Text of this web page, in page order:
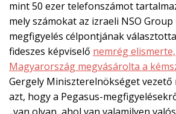
mint 50 ezer telefonszámot
mely számokat az izraeli NSO
megfigyelés célpontjának
fideszes képviselő nemrég
Magyarország megvásárolta a
Gergely Miniszterelnökséget
azt, hogy a Pegasus-